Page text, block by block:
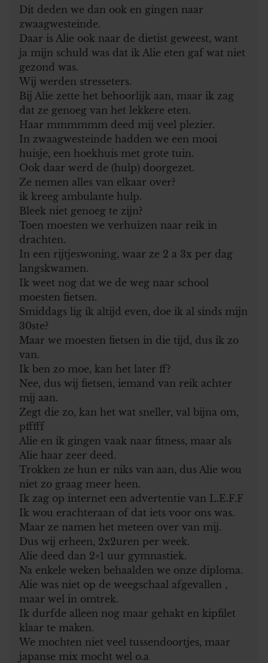
Dit deden we dan ook en gingen naar
zwaagwesteinde.
Daar is Alie ook naar de dietist geweest, want
ja mijn schuld was dat ik Alie eten gaf wat niet
gezond was.
Wij werden stresseters.
Bij Alie zette het behoorlijk aan, maar ik zag
dat ze genoeg van het lekkere eten.
Haar mmmmmm deed mij veel plezier.
In zwaagwesteinde hadden we een mooi
huisje, een hoekhuis met grote tuin.
Ook daar werd de (hulp) doorgezet.
Ze nemen alles van elkaar over?
ik kreeg ambulante hulp.
Bleek niet genoeg te zijn?
Toen moesten we verhuizen naar reik in
drachten.
In een rijtjeswoning, waar ze 2 a 3x per dag
langskwamen.
Ik weet nog dat we de weg naar school
moesten fietsen.
Smiddags lig ik altijd even, doe ik al sinds mijn
30ste?
Maar we moesten fietsen in die tijd, dus ik zo
van.
Ik ben zo moe, kan het later ff?
Nee, dus wij fietsen, iemand van reik achter
mij aan.
Zegt die zo, kan het wat sneller, val bijna om,
pfffff
Alie en ik gingen vaak naar fitness, maar als
Alie haar zeer deed.
Trokken ze hun er niks van aan, dus Alie wou
niet zo graag meer heen.
Ik zag op internet een advertentie van L.E.F.F
Ik wou erachteraan of dat iets voor ons was.
Maar ze namen het meteen over van mij.
Dus wij erheen, 2x2uren per week.
Alie deed dan 2×1 uur gymnastiek.
Na enkele weken behaalden we onze diploma.
Alie was niet op de weegschaal afgevallen ,
maar wel in omtrek.
Ik durfde alleen nog maar gehakt en kipfilet
klaar te maken.
We mochten niet veel tussendoortjes, maar
japanse mix mocht wel o.a